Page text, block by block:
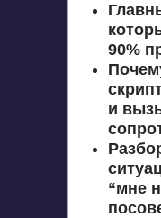
90%
и
“мне